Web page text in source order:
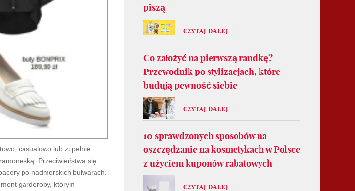
casualowo lub zupełnie
Przeciwieństwa się
po nadmorskich bulwarach.
garderoby, którym
piszą
CZYTAJ DALEJ
Co założyć na pierwszą randkę?
Przewodnik po stylizacjach, które
budują pewność siebie
CZYTAJ DALEJ
10 sprawdzonych sposobów na
oszczędzanie na kosmetykach w Polsce
z użyciem kuponów rabatowych
CZYTAJ DALEJ